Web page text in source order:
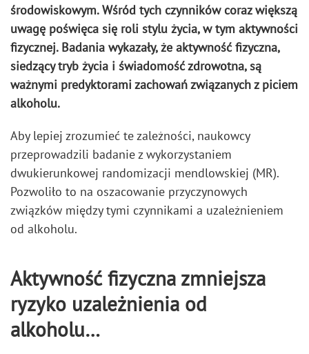
środowiskowym. Wśród tych czynników coraz większą
uwagę poświęca się roli stylu życia, w tym aktywności
fizycznej. Badania wykazały, że aktywność fizyczna,
siedzący tryb życia i świadomość zdrowotna, są
ważnymi predyktorami zachowań związanych z piciem
alkoholu.
Aby lepiej zrozumieć te zależności, naukowcy
przeprowadzili badanie z wykorzystaniem
dwukierunkowej randomizacji mendlowskiej (MR).
Pozwoliło to na oszacowanie przyczynowych
związków między tymi czynnikami a uzależnieniem
od alkoholu.
Aktywność fizyczna zmniejsza
ryzyko uzależnienia od
alkoholu…